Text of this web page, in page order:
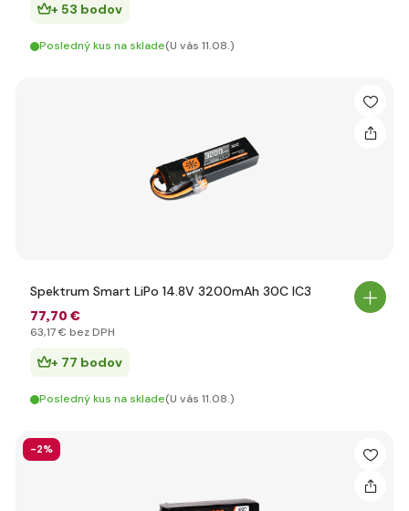
+ 53 bodov
Posledný kus na sklade(U vás 11.08.)
Spektrum Smart LiPo 14.8V 3200mAh 30C IC3
77,70 €
63,17 € bez DPH
+ 77 bodov
Posledný kus na sklade(U vás 11.08.)
-2%